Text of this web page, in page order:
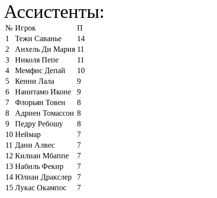
Ассистенты:
№ Игрок
П
1
Тежи Саванье
14
2
Анхель Ди Мария 11
3
Николя Пепе
11
4
Мемфис Депай
10
5
Кенни Лала
9
6
Нанитамо Иконе
9
7
Флорьян Товен
8
8
Адриен Томассон 8
9
Педру Ребошу
8
10 Неймар
7
11 Дани Алвес
7
12 Килиан Мбаппе
7
13 Набиль Фекир
7
14 Юлиан Дракслер
7
15 Лукас Окампос 7